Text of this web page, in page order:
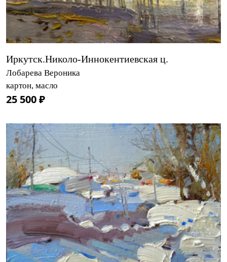
Иркутск.Николо-Иннокентиевская ц.
Лобарева Вероника
картон, масло
25 500 ₽